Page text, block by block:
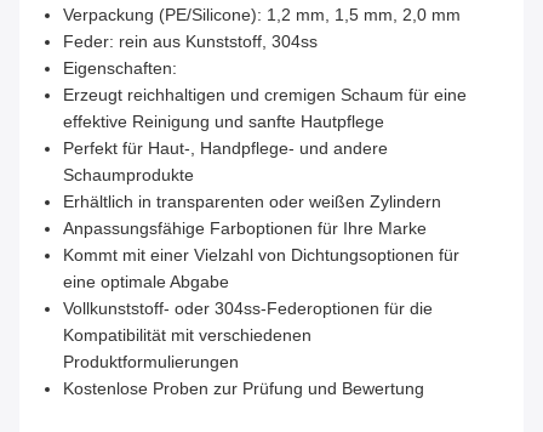
Verpackung (PE/Silicone): 1,2 mm, 1,5 mm, 2,0 mm
Feder: rein aus Kunststoff, 304ss
Eigenschaften:
Erzeugt reichhaltigen und cremigen Schaum für eine
effektive Reinigung und sanfte Hautpflege
Perfekt für Haut-, Handpflege- und andere
Schaumprodukte
Erhältlich in transparenten oder weißen Zylindern
Anpassungsfähige Farboptionen für Ihre Marke
Kommt mit einer Vielzahl von Dichtungsoptionen für
eine optimale Abgabe
Vollkunststoff- oder 304ss-Federoptionen für die
Kompatibilität mit verschiedenen
Produktformulierungen
Kostenlose Proben zur Prüfung und Bewertung